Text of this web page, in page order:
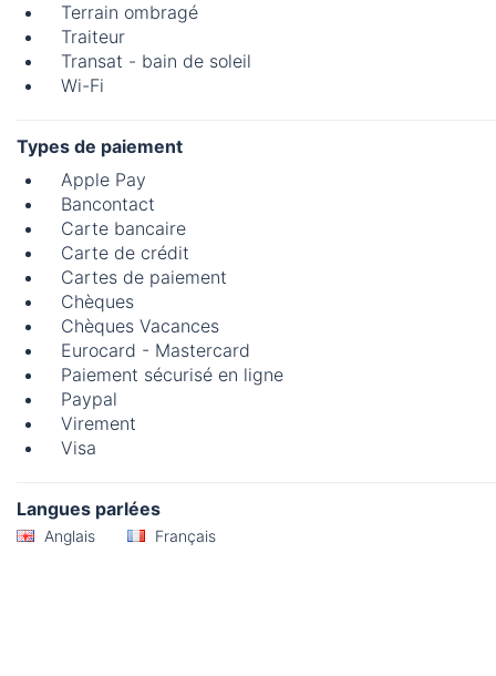
Terrain ombragé
Traiteur
Transat - bain de soleil
Wi-Fi
Types de paiement
Apple Pay
Bancontact
Carte bancaire
Carte de crédit
Cartes de paiement
Chèques
Chèques Vacances
Eurocard - Mastercard
Paiement sécurisé en ligne
Paypal
Virement
Visa
Langues parlées
Anglais Français